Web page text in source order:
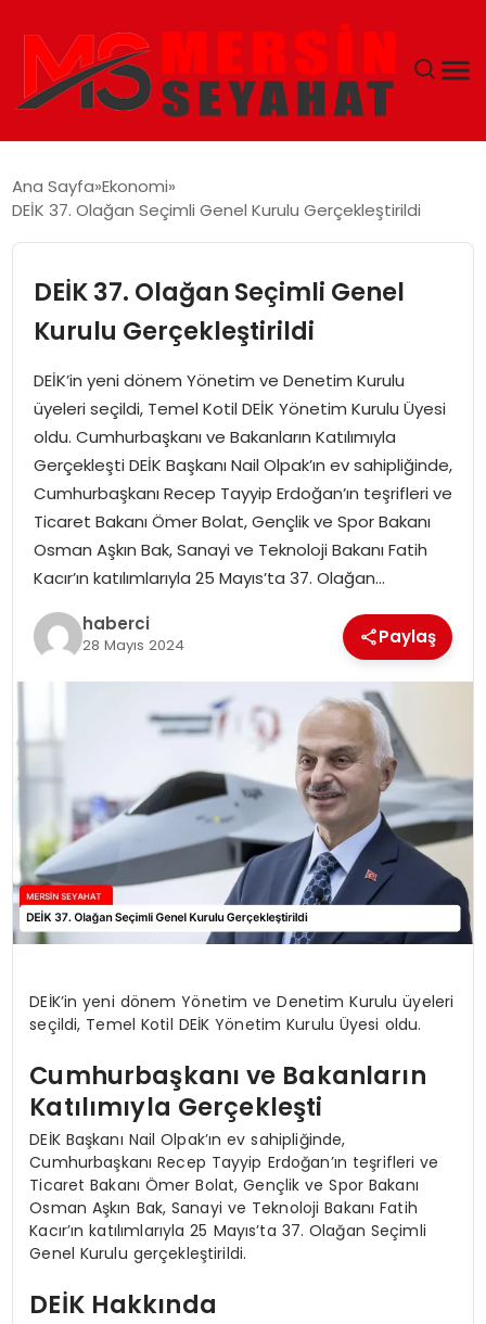
EĞITIM
TEKNOLOJI
GÜNCEL
Ana Sayfa Ekonomi
DEİK 37. Olağan Seçimli Genel Kurulu Gerçekleştirildi
DEİK 37. Olağan Seçimli Genel
Kurulu Gerçekleştirildi
DEİK’in yeni dönem Yönetim ve Denetim Kurulu
üyeleri seçildi, Temel Kotil DEİK Yönetim Kurulu Üyesi
oldu. Cumhurbaşkanı ve Bakanların Katılımıyla
Gerçekleşti DEİK Başkanı Nail Olpak’ın ev sahipliğinde,
Cumhurbaşkanı Recep Tayyip Erdoğan’ın teşrifleri ve
Ticaret Bakanı Ömer Bolat, Gençlik ve Spor Bakanı
Osman Aşkın Bak, Sanayi ve Teknoloji Bakanı Fatih
Kacır’ın katılımlarıyla 25 Mayıs’ta 37. Olağan…
haberci
28 Mayıs 2024 Paylaş
DEİK’in yeni dönem Yönetim ve Denetim Kurulu üyeleri
seçildi, Temel Kotil DEİK Yönetim Kurulu Üyesi oldu.
Cumhurbaşkanı ve Bakanların
Katılımıyla Gerçekleşti
DEİK Başkanı Nail Olpak’ın ev sahipliğinde,
Cumhurbaşkanı Recep Tayyip Erdoğan’ın teşrifleri ve
Ticaret Bakanı Ömer Bolat, Gençlik ve Spor Bakanı
Osman Aşkın Bak, Sanayi ve Teknoloji Bakanı Fatih
Kacır’ın katılımlarıyla 25 Mayıs’ta 37. Olağan Seçimli
Genel Kurulu gerçekleştirildi.
DEİK Hakkında